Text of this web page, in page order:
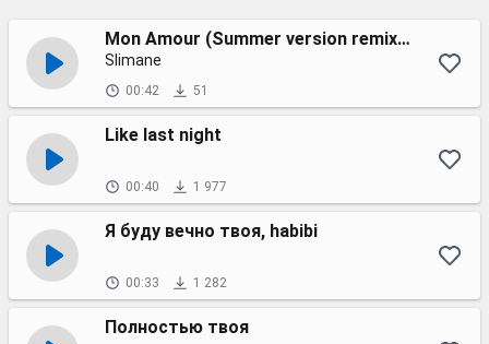
Mon Amour (Summer version remix Laback)
Slimane
00:42 51
Like last night
00:40 1 977
Я буду вечно твоя, habibi
00:33 1 282
Полностью твоя